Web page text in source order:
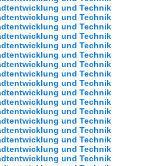
und Technik
und Technik
und Technik
und Technik
und Technik
und Technik
und Technik
und Technik
und Technik
und Technik
und Technik
und Technik
und Technik
und Technik
und Technik
und Technik
und Technik